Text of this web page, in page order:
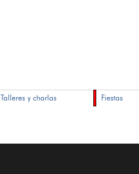
Talleres y charlas
Fiestas